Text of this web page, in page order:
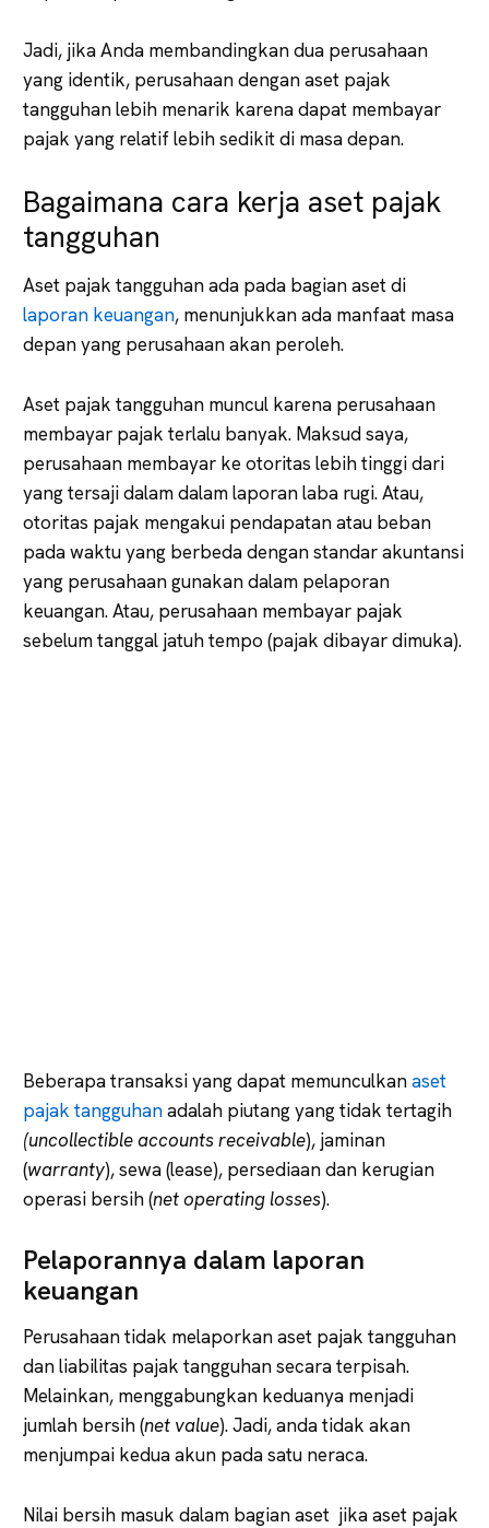
Jadi, jika Anda membandingkan dua perusahaan
yang identik, perusahaan dengan aset pajak
tangguhan lebih menarik karena dapat membayar
pajak yang relatif lebih sedikit di masa depan.
Bagaimana cara kerja aset pajak
tangguhan
Aset pajak tangguhan ada pada bagian aset di
laporan keuangan, menunjukkan ada manfaat masa
depan yang perusahaan akan peroleh.
Aset pajak tangguhan muncul karena perusahaan
membayar pajak terlalu banyak. Maksud saya,
perusahaan membayar ke otoritas lebih tinggi dari
yang tersaji dalam dalam laporan laba rugi. Atau,
otoritas pajak mengakui pendapatan atau beban
pada waktu yang berbeda dengan standar akuntansi
yang perusahaan gunakan dalam pelaporan
keuangan. Atau, perusahaan membayar pajak
sebelum tanggal jatuh tempo (pajak dibayar dimuka).
Beberapa transaksi yang dapat memunculkanaset
pajak tangguhanadalah piutang yang tidak tertagih
(uncollectible accounts receivable), jaminan
(warranty), sewa (lease), persediaan dan kerugian
operasi bersih (net operating losses).
Pelaporannya dalam laporan
keuangan
Perusahaan tidak melaporkan aset pajak tangguhan
dan liabilitas pajak tangguhan secara terpisah.
Melainkan, menggabungkan keduanya menjadi
jumlah bersih (net value). Jadi, anda tidak akan
menjumpai kedua akun pada satu neraca.
Nilai bersih masuk dalam bagian aset jika aset pajak